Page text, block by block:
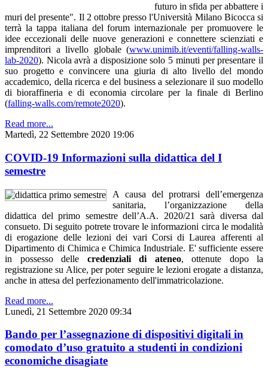
futuro in sfida per abbattere i
muri del presente". Il 2 ottobre presso l'Università Milano Bicocca si
terrà la tappa italiana del forum internazionale per promuovere le
idee eccezionali delle nuove generazioni e connettere scienziati e
imprenditori a livello globale (www.unimib.it/eventi/falling-walls-
lab-2020). Nicola avrà a disposizione solo 5 minuti per presentare il
suo progetto e convincere una giuria di alto livello del mondo
accademico, della ricerca e del business a selezionare il suo modello
di bioraffineria e di economia circolare per la finale di Berlino
(falling-walls.com/remote2020).
Read more...
Martedì, 22 Settembre 2020 19:06
COVID-19 Informazioni sulla didattica del I
semestre
A causa del protrarsi dell’emergenza
sanitaria, l’organizzazione della
didattica del primo semestre dell’A.A. 2020/21 sarà diversa dal
consueto. Di seguito potrete trovare le informazioni circa le modalità
di erogazione delle lezioni dei vari Corsi di Laurea afferenti al
Dipartimento di Chimica e Chimica Industriale. E' sufficiente essere
in possesso delle credenziali di ateneo, ottenute dopo la
registrazione su Alice, per poter seguire le lezioni erogate a distanza,
anche in attesa del perfezionamento dell'immatricolazione.
Read more...
Lunedì, 21 Settembre 2020 09:34
Bando per l’assegnazione di dispositivi digitali in
comodato d’uso gratuito a studenti in condizioni
economiche disagiate